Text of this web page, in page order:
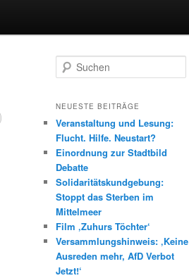
u
h
n
NEUESTE BEITRÄGE
Veranstaltung und Lesung:
Flucht. Hilfe. Neustart?
Einordnung zur Stadtbild
Debatte
Solidaritätskundgebung:
Stoppt das Sterben im
Mittelmeer
Film ‚Zuhurs Töchter‘
Versammlungshinweis: ‚Keine
Ausreden mehr, AfD Verbot
Jetzt!‘